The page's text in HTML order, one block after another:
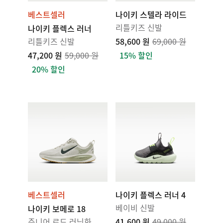
베스트셀러
나이키 플렉스 러너
리틀키즈 신발
47,200 원 59,000 원
20% 할인
나이키 스텔라 라이드
리틀키즈 신발
58,600 원 69,000 원
15% 할인
베스트셀러
나이키 보메로 18
나이키 플렉스 러너 4
베이비 신발